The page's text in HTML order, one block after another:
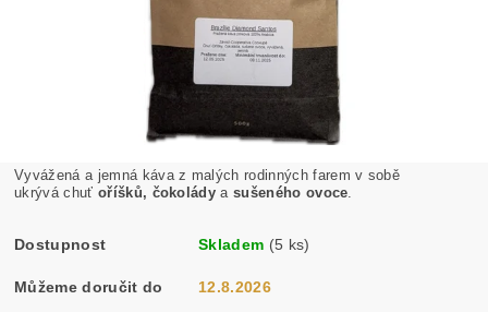
Vyvážená a jemná kávaz malých rodinných farem v sobě
ukrývá chuť oříšků, čokoládya sušeného ovoce
Dostupnost Skladem (5 ks)
Můžeme doručit do 12.8.2026